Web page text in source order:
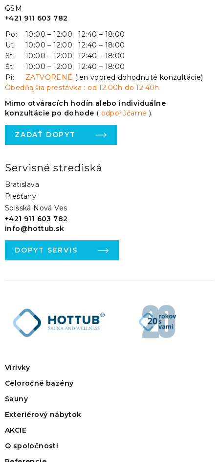
GSM
+421 911 603 782
Po:
10:00 – 12:00; 12:40 – 18:00
Ut:
10:00 – 12:00; 12:40 – 18:00
St:
10:00 – 12:00; 12:40 – 18:00
Št:
10:00 – 12:00; 12:40 – 18:00
Pi:
ZATVORENÉ (len vopred dohodnuté konzultácie)
Obedňajšia prestávka : od 12.00h do 12.40h
Mimo otváracích hodín alebo individuálne
konzultácie po dohode ( odporúčame).
ZADAŤ DOPYT
Servisné strediská
Bratislava
Piešťany
Spišská Nová Ves
+421 911 603 782
info@hottub.sk
DOPYT SERVIS
Vírivky
Celoročné bazény
Sauny
Exteriérový nábytok
AKCIE
O spoločnosti